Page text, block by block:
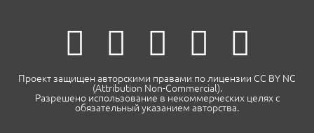
Проект защищен авторскими правами по лицензии CC BY NC
(Attribution Non-Commercial).
Разрешено использование в некоммерческих целях с
обязательный указанием авторства.